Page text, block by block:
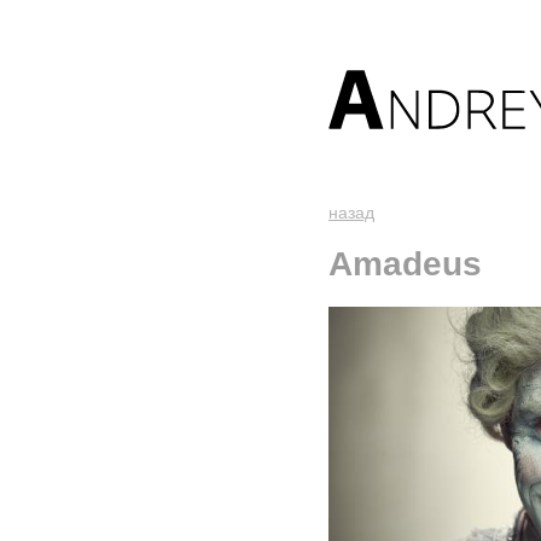
назад
Amadeus